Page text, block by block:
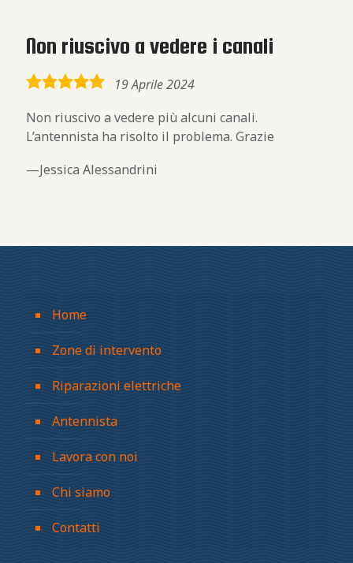
Non riuscivo a vedere i canali
5,0
19 Aprile 2024
Non riuscivo a vedere più alcuni canali.
L’antennista ha risolto il problema. Grazie
Jessica Alessandrini
Home
Zone di intervento
Riparazioni elettriche
Antennista
Lavora con noi
Chi siamo
Contatti